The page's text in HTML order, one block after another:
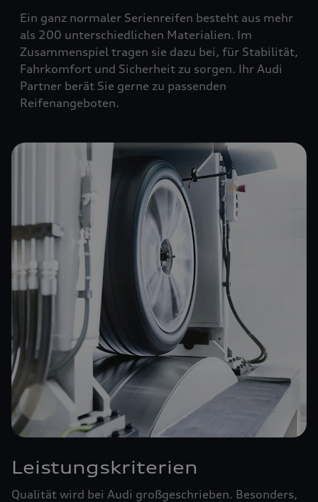
Ein ganz normaler Serienreifen besteht aus mehr
als 200 unterschiedlichen Materialien. Im
Zusammenspiel tragen sie dazu bei, für Stabilität,
Fahrkomfort und Sicherheit zu sorgen. Ihr Audi
Partner berät Sie gerne zu passenden
Reifenangeboten.
Leistungskriterien
Qualität wird bei Audi großgeschrieben. Besonders,